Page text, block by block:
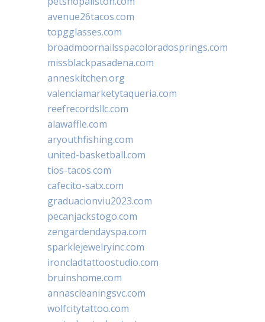
avenue26tacos.com
topgglasses.com
broadmoornailsspacoloradosprings.com
missblackpasadena.com
anneskitchen.org
valenciamarketytaqueria.com
reefrecordsllc.com
alawaffle.com
aryouthfishing.com
united-basketball.com
tios-tacos.com
cafecito-satx.com
graduacionviu2023.com
pecanjackstogo.com
zengardendayspa.com
sparklejewelryinc.com
ironcladtattoostudio.com
bruinshome.com
annascleaningsvc.com
wolfcitytattoo.com